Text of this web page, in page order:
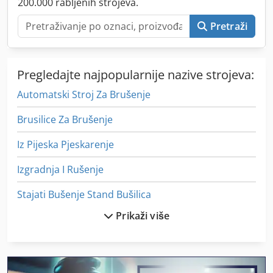
Pretraži
Pregledajte najpopularnije nazive strojeva:
Automatski Stroj Za Brušenje
Brusilice Za Brušenje
Iz Pijeska Pjeskarenje
Izgradnja I Rušenje
Stajati Bušenje Stand Bušilica
Stroj Za Brušenje
Prikaži više